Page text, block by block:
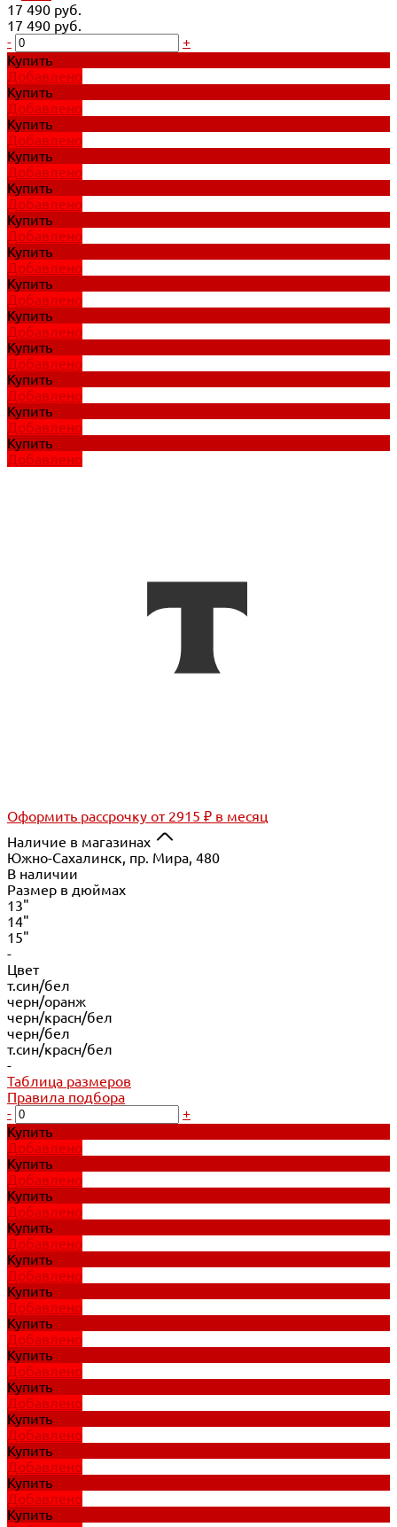
17 490 руб.
17 490 руб.
-
+
Купить
Добавлено
Купить
Добавлено
Купить
Добавлено
Купить
Добавлено
Купить
Добавлено
Купить
Добавлено
Купить
Добавлено
Купить
Добавлено
Купить
Добавлено
Купить
Добавлено
Купить
Добавлено
Купить
Добавлено
Купить
Добавлено
Оформить рассрочку от 2915 ₽ в месяц
Наличие в магазинах
Южно-Сахалинск, пр. Мира, 480
В наличии
Размер в дюймах
13"
14"
15"
-
Цвет
т.син/бел
черн/оранж
черн/красн/бел
черн/бел
т.син/красн/бел
-
Таблица размеров
Правила подбора
-
+
Купить
Добавлено
Купить
Добавлено
Купить
Добавлено
Купить
Добавлено
Купить
Добавлено
Купить
Добавлено
Купить
Добавлено
Купить
Добавлено
Купить
Добавлено
Купить
Добавлено
Купить
Добавлено
Купить
Добавлено
Купить